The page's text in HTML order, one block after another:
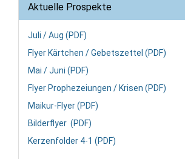
Aktuelle Prospekte
Juli / Aug (PDF)
Flyer Kärtchen / Gebetszettel (PDF)
Mai / Juni (PDF)
Flyer Prophezeiungen / Krisen (PDF)
Maikur-Flyer (PDF)
Bilderflyer (PDF)
Kerzenfolder 4-1 (PDF)